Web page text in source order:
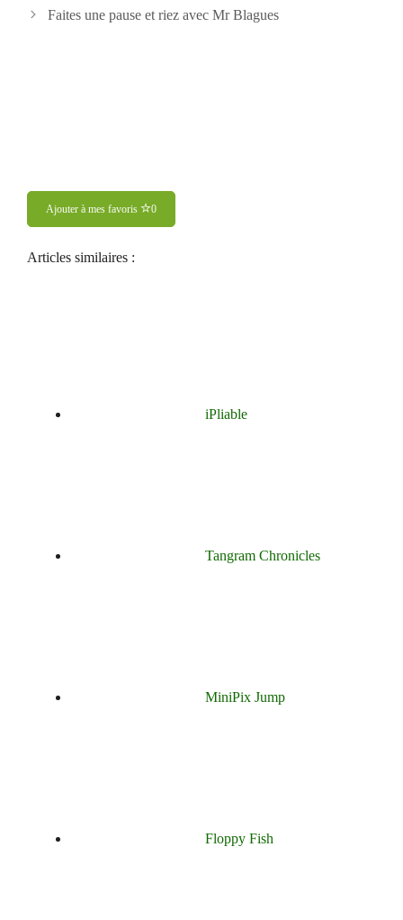
des
Faites une pause et riez avec Mr Blagues
Ajouter à mes favoris 0
Articles similaires :
iPliable
Tangram Chronicles
MiniPix Jump
Floppy Fish